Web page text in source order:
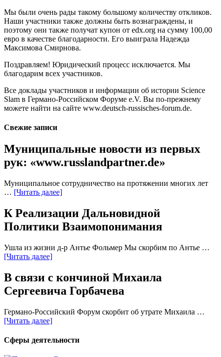
Мы были очень рады такому большому количеству откликов.
Наши участники также должны быть вознаграждены, и
поэтому они также получат купон от edx.org на сумму 100,00
евро в качестве благодарности. Его выиграла Надежда
Максимова Смирнова.
Поздравляем! Юридический процесс исключается. Мы
благодарим всех участников.
Все доклады участников и информации об истории Science
Slam в Германо-Российском Форуме e.V. Вы по-прежнему
можете найти на сайте www.deutsch-russisches-forum.de.
Свежие записи
Муниципальные новости из первых
рук: «www.russlandpartner.de»
Муниципальное сотрудничество на протяжении многих лет
… [Читать далее]
К Реализации Дальновидной
Политики Взаимопонимания
Ушла из жизни д-р Антье Фольмер Мы скорбим по Антье …
[Читать далее]
В связи с кончиной Михаила
Сергеевича Горбачева
Германо-Российский Форум скорбит об утрате Михаила …
[Читать далее]
Сферы деятельности